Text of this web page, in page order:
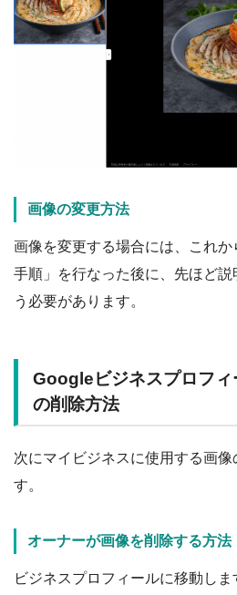
画像の変更方法
画像を変更する場合には、これ
手順」を行なった後に、先ほど
う必要があります。
Googleビジネスプロフィ
の削除方法
次にマイビジネスに使用する画像
す。
オーナーが画像を削除する方法
ビジネスプロフィールに移動しま